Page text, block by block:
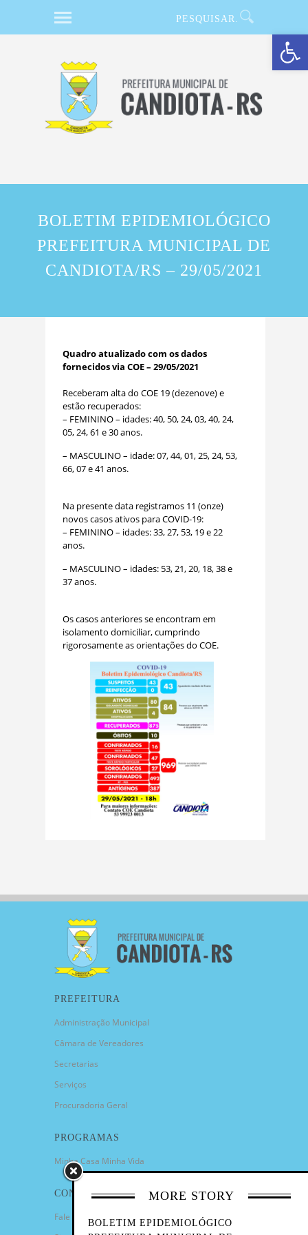
Barra de Ferramentas Aberta
BOLETIM EPIDEMIOLÓGICO
PREFEITURA MUNICIPAL DE
CANDIOTA/RS – 29/05/2021
Quadro atualizado com os dados
fornecidos via COE – 29/05/2021
Receberam alta do COE 19 (dezenove) e
estão recuperados:
– FEMININO – idades: 40, 50, 24, 03, 40, 24,
05, 24, 61 e 30 anos.
– MASCULINO – idade: 07, 44, 01, 25, 24, 53,
66, 07 e 41 anos.
Na presente data registramos 11 (onze)
novos casos ativos para COVID-19:
– FEMININO – idades: 33, 27, 53, 19 e 22
anos.
– MASCULINO – idades: 53, 21, 20, 18, 38 e
37 anos.
Os casos anteriores se encontram em
isolamento domiciliar, cumprindo
rigorosamente as orientações do COE.
MORE STORY
BOLETIM EPIDEMIOLÓGICO
PREFEITURA
Administração Municipal
Câmara de Vereadores
Secretarias
Serviços
Procuradoria Geral
PROGRAMAS
Minha Casa Minha Vida
CONTATO
Fale Conosco